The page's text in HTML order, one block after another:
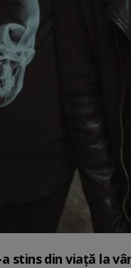
stins din viață la